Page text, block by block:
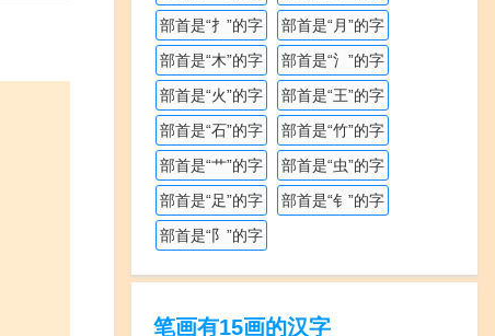
部首是“扌”的字
部首是“月”的字
部首是“木”的字
部首是“氵”的字
部首是“火”的字
部首是“王”的字
部首是“石”的字
部首是“竹”的字
部首是“艹”的字
部首是“虫”的字
部首是“足”的字
部首是“钅”的字
部首是“阝”的字
笔画有15画的汉字